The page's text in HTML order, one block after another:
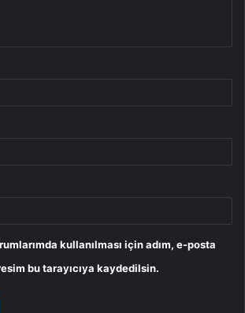
kullanılması için adım, e-posta
bu tarayıcıya kaydedilsin.